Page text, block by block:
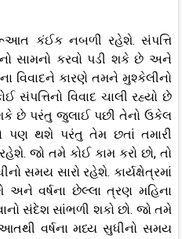
કંઈક નબળી રહેશે. સંપત્તિ
સામનો કરવો પડી શકે છે અને
વિવાદને કારણે તમને મુશ્કેલીનો
વિવાદ ચાલી રહ્યો છે
છે પરંતુ જુલાઈ પછી તેનો ઉકેલ
થશે પરંતુ તેમ છતાં તમારી
જો તમે કોઈ કામ કરો છો, તો
સમય સારો રહેશે. કાર્યક્ષેત્રમાં
વર્ષના છેલ્લા ત્રણ મહિના
સંદેશ સાંભળી શકો છો. જો તમે
વર્ષના મધ્ય સુધીનો સમય